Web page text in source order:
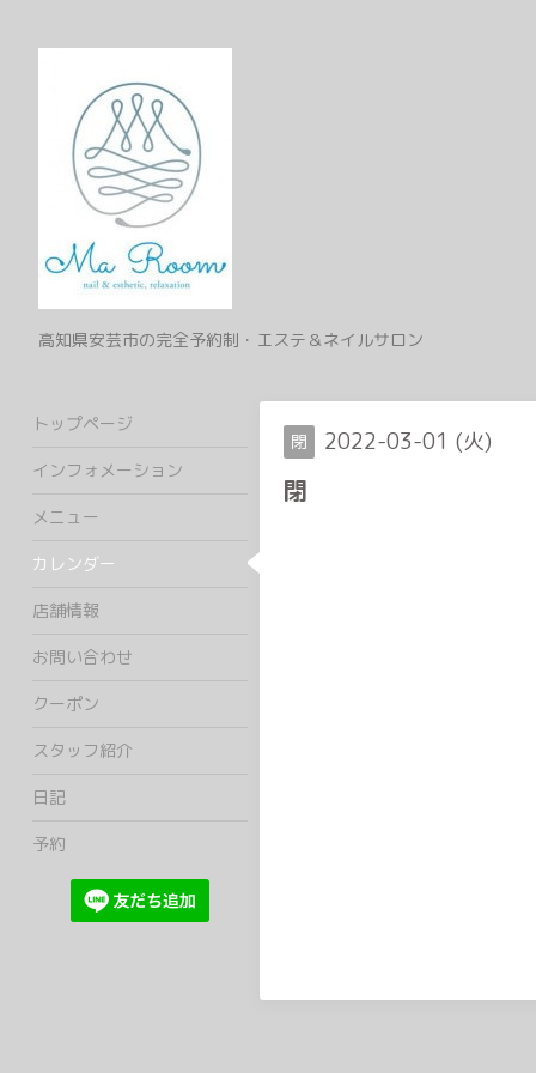
高知県安芸市の完全予約制・エステ＆ネイルサロン
閉 2022-03-01 (火)
閉
トップページ
インフォメーション
メニュー
カレンダー
店舗情報
お問い合わせ
クーポン
スタッフ紹介
日記
予約